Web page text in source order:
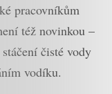
pracovníkům
též novinkou –
čisté vody
vodíku.